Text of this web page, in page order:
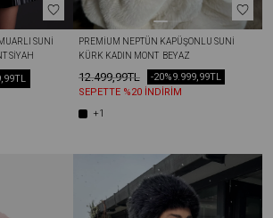
SUNI
SIYAH
PREMIUM NEPTÜN KAPÜŞONLU SUNI
KÜRK KADIN MONT  BEYAZ
12.499,99TL 9.999,99TL
-20%
SEPETTE %20 İNDİRİM
+1